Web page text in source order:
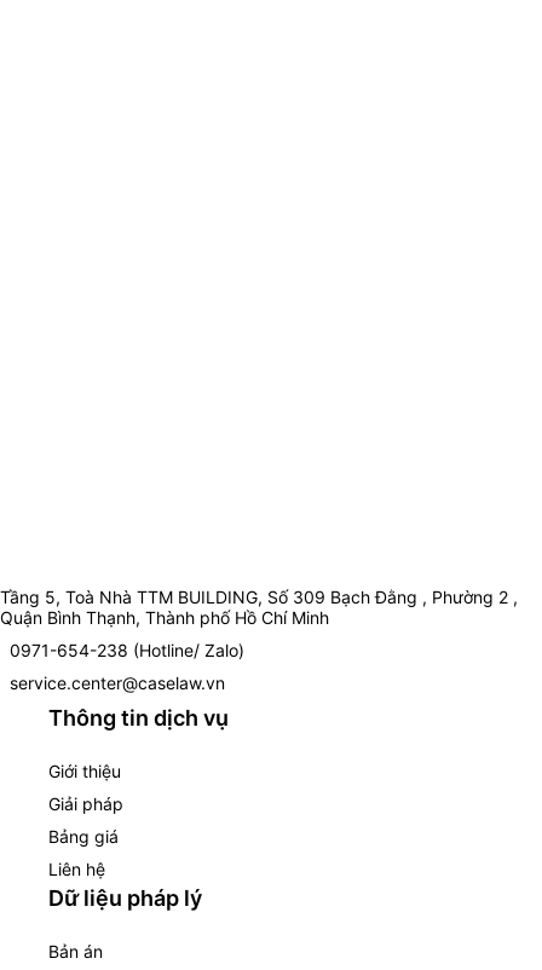
Tầng 5, Toà Nhà TTM BUILDING, Số 309 Bạch Đằng , Phường 2 ,
Quận Bình Thạnh, Thành phố Hồ Chí Minh
0971-654-238 (Hotline/ Zalo)
service.center@caselaw.vn
Thông tin dịch vụ
Giới thiệu
Giải pháp
Bảng giá
Liên hệ
Dữ liệu pháp lý
Bản án